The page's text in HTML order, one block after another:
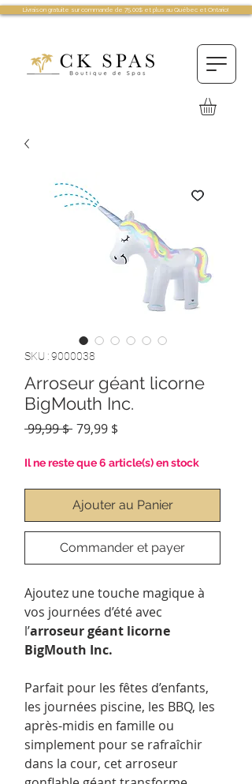
Livraison gratuite sur commande de 75.00$ et plus au Québec et Ontario!
SKU : 9000038
Arroseur géant licorne
BigMouth Inc.
99,99 $ Prix
79,99 $
Il ne reste que 6 article(s) en stock
Ajouter au Panier
Commander et payer
Ajoutez une touche magique à
vos journées d’été avec
l’arroseur géant licorne
BigMouth Inc.
Parfait pour les fêtes d’enfants,
les journées piscine, les BBQ, les
après-midis en famille ou
simplement pour se rafraîchir
dans la cour, cet arroseur